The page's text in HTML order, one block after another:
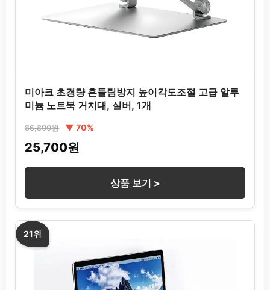
미아크 초경량 흔들림방지 높이각도조절 고급 알루
미늄 노트북 거치대, 실버, 1개
86,800원 ▼ 70%
25,700원
상품 보기 >
21위